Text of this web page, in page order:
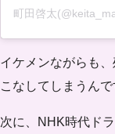
町田啓太
イケメンながらも
こなしてしまうんで
次に、NHK時代ド